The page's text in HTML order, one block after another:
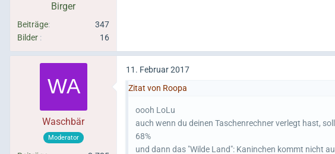
Birger
Beiträge
347
Bilder
16
Waschbär
Moderator
11. Februar 2017
Zitat von Roopa
oooh LoLu
auch wenn du deinen Taschenrechner verlegt hast,
68%
und dann das "Wilde Land": Kaninchen kommt nicht